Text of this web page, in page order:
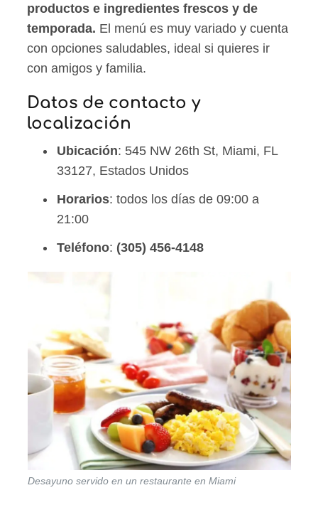
productos e ingredientes frescos y de
temporada. El menú es muy variado y cuenta
con opciones saludables, ideal si quieres ir
con amigos y familia.
Datos de contacto y
localización
Ubicación: 545 NW 26th St, Miami, FL
33127, Estados Unidos
Horarios: todos los días de 09:00 a
21:00
Teléfono: (305) 456-4148
Desayuno servido en un restaurante en Miami